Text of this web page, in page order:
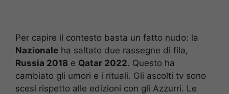
Per capire il contesto basta un fatto nudo: la
Nazionale ha saltato due rassegne di fila,
Russia 2018 e Qatar 2022. Questo ha
cambiato gli umori e i rituali. Gli ascolti tv sono
scesi rispetto alle edizioni con gli Azzurri. Le